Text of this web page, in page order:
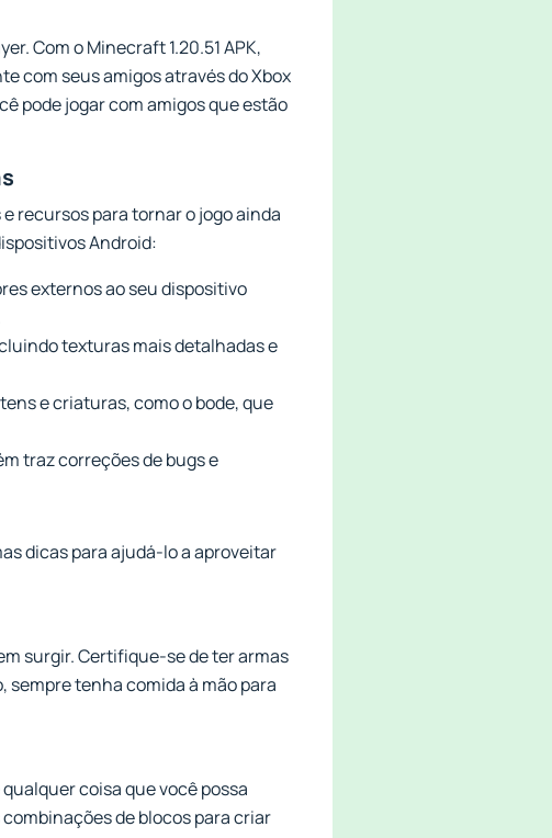
Com o Minecraft 1.20.51 APK,
com seus amigos através do Xbox
pode jogar com amigos que estão
recursos para tornar o jogo ainda
Android:
externos ao seu dispositivo
texturas mais detalhadas e
e criaturas, como o bode, que
traz correções de bugs e
dicas para ajudá-lo a aproveitar
surgir. Certifique-se de ter armas
tenha comida à mão para
coisa que você possa
de blocos para criar